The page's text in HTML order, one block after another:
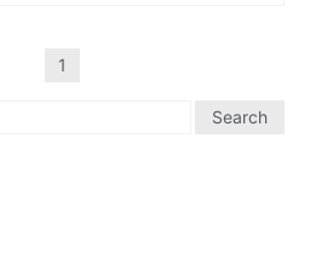
1
Search